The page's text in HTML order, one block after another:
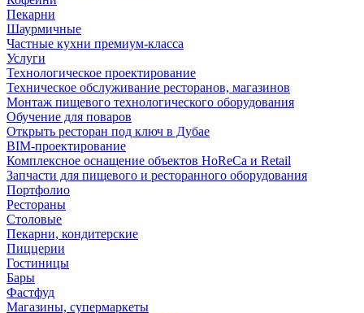
Пекарни
Шаурмичные
Частные кухни премиум-класса
Услуги
Технологическое проектирование
Техническое обслуживание ресторанов, магазинов
Монтаж пищевого технологического оборудования
Обучение для поваров
Открыть ресторан под ключ в Дубае
BIM-проектирование
Комплексное оснащение объектов HoReCa и Retail
Запчасти для пищевого и ресторанного оборудования
Портфолио
Рестораны
Столовые
Пекарни, кондитерские
Пиццерии
Гостиницы
Бары
Фастфуд
Магазины, супермаркеты